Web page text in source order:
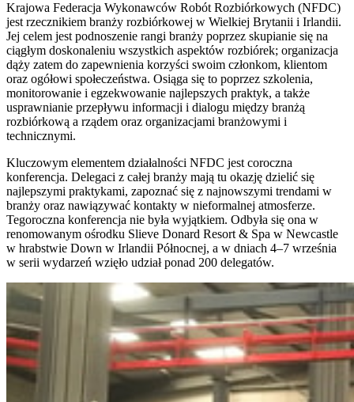
Krajowa Federacja Wykonawców Robót Rozbiórkowych (NFDC)
jest rzecznikiem branży rozbiórkowej w Wielkiej Brytanii i Irlandii.
Jej celem jest podnoszenie rangi branży poprzez skupianie się na
ciągłym doskonaleniu wszystkich aspektów rozbiórek; organizacja
dąży zatem do zapewnienia korzyści swoim członkom, klientom
oraz ogółowi społeczeństwa. Osiąga się to poprzez szkolenia,
monitorowanie i egzekwowanie najlepszych praktyk, a także
usprawnianie przepływu informacji i dialogu między branżą
rozbiórkową a rządem oraz organizacjami branżowymi i
technicznymi.
Kluczowym elementem działalności NFDC jest coroczna
konferencja. Delegaci z całej branży mają tu okazję dzielić się
najlepszymi praktykami, zapoznać się z najnowszymi trendami w
branży oraz nawiązywać kontakty w nieformalnej atmosferze.
Tegoroczna konferencja nie była wyjątkiem. Odbyła się ona w
renomowanym ośrodku Slieve Donard Resort & Spa w Newcastle
w hrabstwie Down w Irlandii Północnej, a w dniach 4–7 września
w serii wydarzeń wzięło udział ponad 200 delegatów.